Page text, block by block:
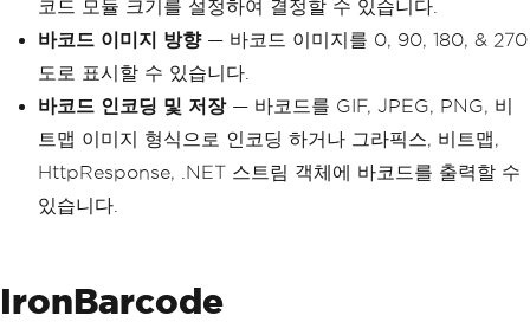
코드 모듈 크기를 설정하여 결정할 수 있습니다.
바코드 이미지 방향— 바코드 이미지를 0, 90, 180, & 270
도로 표시할 수 있습니다.
바코드 인코딩 및 저장— 바코드를 GIF, JPEG, PNG, 비
트맵 이미지 형식으로 인코딩 하거나 그라픽스, 비트맵,
HttpResponse, .NET 스트림 객체에 바코드를 출력할 수
있습니다.
IronBarcode